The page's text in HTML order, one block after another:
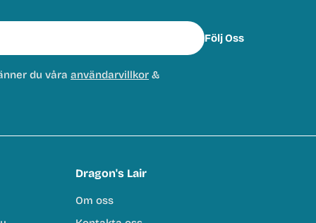
Följ Oss
du våra användarvillkor &
Dragon's Lair
Om oss